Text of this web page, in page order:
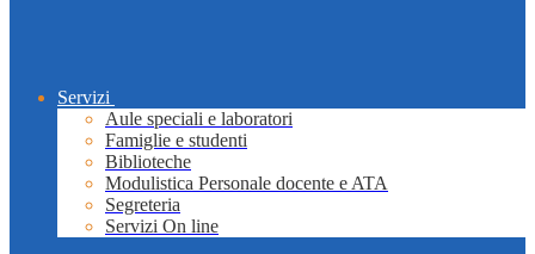
Servizi
Aule speciali e laboratori
Famiglie e studenti
Biblioteche
Modulistica Personale docente e ATA
Segreteria
Servizi On line